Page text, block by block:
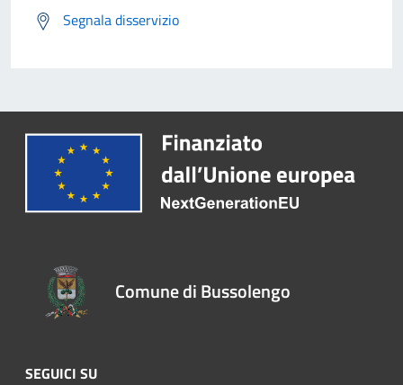
Segnala disservizio
Comune di Bussolengo
SEGUICI SU